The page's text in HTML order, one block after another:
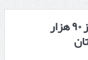
+نکات و فوت وفن‌ها
دستی از استاندار اردبیل
ذخیره سازی سوخت بیش از ٩٠ هزار